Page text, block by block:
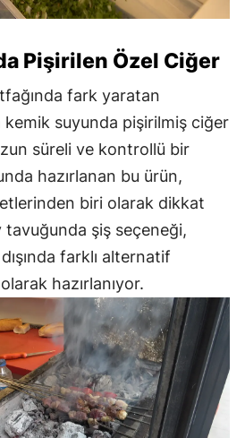
Pişirilen Özel Ciğer
fark yaratan
kemik suyunda pişirilmiş ciğer
süreli ve kontrollü bir
hazırlanan bu ürün,
biri olarak dikkat
tavuğunda şiş seçeneği,
farklı alternatif
hazırlanıyor.